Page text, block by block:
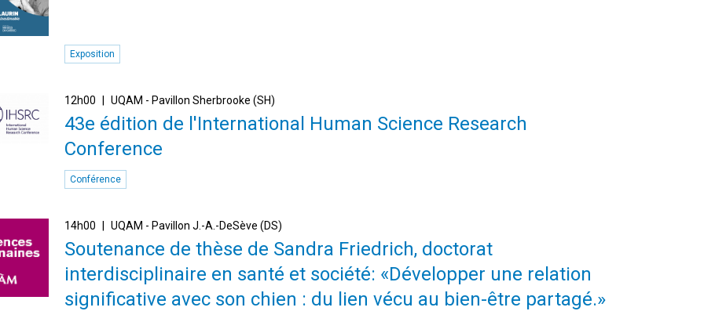
Exposition
12h00 UQAM - Pavillon Sherbrooke (SH)
43e édition de l'International Human Science Research
Conference
Conférence
14h00 UQAM - Pavillon J.-A.-DeSève (DS)
Soutenance de thèse de Sandra Friedrich, doctorat
interdisciplinaire en santé et société: «Développer une relation
significative avec son chien : du lien vécu au bien-être partagé.»